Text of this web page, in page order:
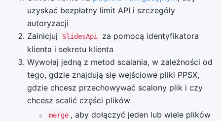
uzyskać bezpłatny limit API i szczegóły
autoryzacji
Zainicjuj
SlidesApi
za pomocą identyfikatora
klienta i sekretu klienta
Wywołaj jedną z metod scalania, w zależności od
tego, gdzie znajdują się wejściowe pliki PPSX,
gdzie chcesz przechowywać scalony plik i czy
chcesz scalić części plików
merge , aby dołączyć jeden lub wiele plików